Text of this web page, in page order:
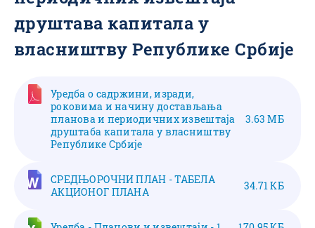
друштава капитала у
власништву Републике Србије
Уредба о садржини, изради,
роковима и начину достављања
планова и периодичних извештаја
друштаба капитала у власништву
Републике Србије
3.63 МБ
СРЕДЊОРОЧНИ ПЛАН - ТАБЕЛА
АКЦИОНОГ ПЛАНА
34.71 КБ